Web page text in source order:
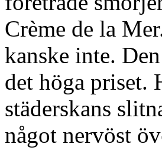
Crème de la
kanske inte.
det höga priset.
städerskans
något nervöst